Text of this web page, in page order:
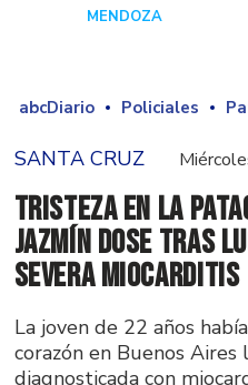
MENDOZA
abcDiario Policiales
SANTA CRUZ
Tristeza en la
Jazmín Dose tras
severa miocarditis
La joven de 22 años
corazón en Buenos Aires
diagnosticada con